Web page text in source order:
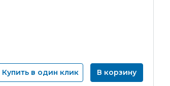
Купить в один клик В корзину